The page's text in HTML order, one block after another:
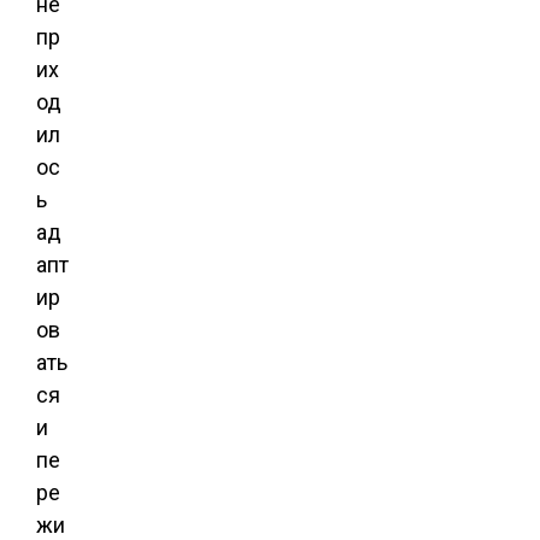
пр
их
од
ил
ос
ь
ад
апт
ир
ов
ать
ся
и
пе
ре
жи